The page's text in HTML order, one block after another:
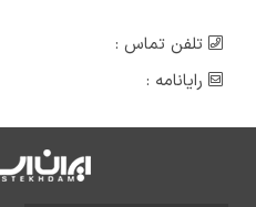
تلفن تماس :
رایانامه :